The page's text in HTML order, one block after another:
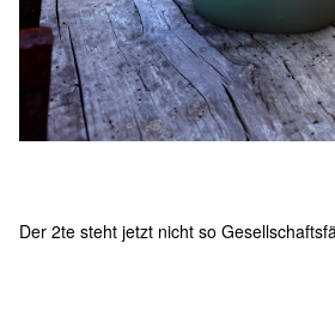
Der 2te steht jetzt nicht so